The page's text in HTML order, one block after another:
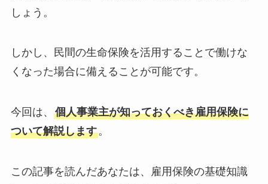
しょう。
しかし、民間の生命保険を活用することで働けな
くなった場合に備えることが可能です。
今回は、 個人事業主が知っておくべき雇用保険に
ついて解説します。
この記事を読んだあなたは、雇用保険の基礎知識